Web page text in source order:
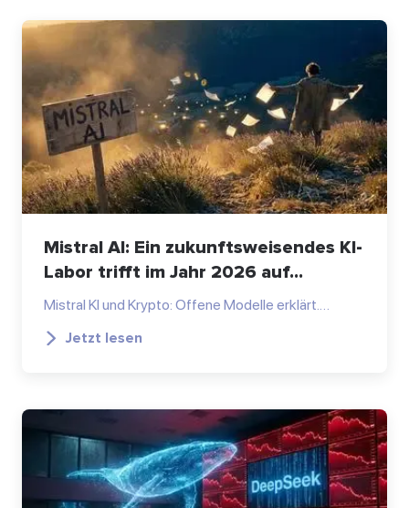
Mistral AI: Ein zukunftsweisendes KI-
Labor trifft im Jahr 2026 auf...
Mistral KI und Krypto: Offene Modelle erklärt.…
Jetzt lesen